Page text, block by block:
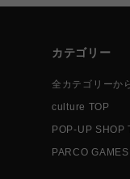
カテゴリー
全カテゴリーか
culture TOP
POP-UP SHOP
PARCO